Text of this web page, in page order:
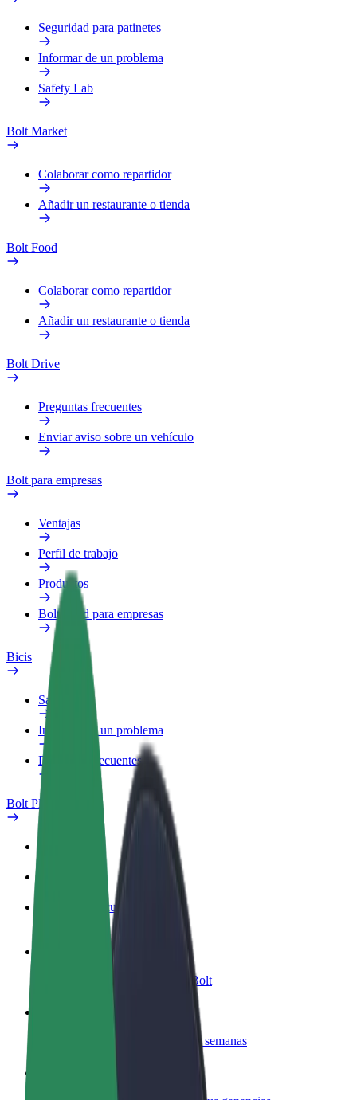
Seguridad para patinetes
Informar de un problema
Safety Lab
Bolt Market
Colaborar como repartidor
Añadir un restaurante o tienda
Bolt Food
Colaborar como repartidor
Añadir un restaurante o tienda
Bolt Drive
Preguntas frecuentes
Enviar aviso sobre un vehículo
Bolt para empresas
Ventajas
Perfil de trabajo
Productos
Bolt Food para empresas
Bicis
Safety Lab
Informar de un problema
Preguntas frecuentes
Bolt Plus
Preguntas frecuentes
Colaborar como conductor
Gana dinero colaborando con Bolt
Repartí comida y cobrá todas las semanas